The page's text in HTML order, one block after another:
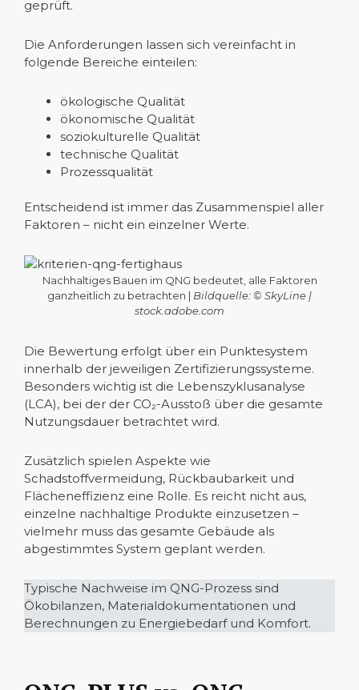
geprüft.
Die Anforderungen lassen sich vereinfacht in
folgende Bereiche einteilen:
ökologische Qualität
ökonomische Qualität
soziokulturelle Qualität
technische Qualität
Prozessqualität
Entscheidend ist immer das Zusammenspiel aller
Faktoren – nicht ein einzelner Werte.
Nachhaltiges Bauen im QNG bedeutet, alle Faktoren
ganzheitlich zu betrachten | Bildquelle: © SkyLine |
stock.adobe.com
Die Bewertung erfolgt über ein Punktesystem
innerhalb der jeweiligen Zertifizierungssysteme.
Besonders wichtig ist die Lebenszyklusanalyse
(LCA), bei der der CO₂-Ausstoß über die gesamte
Nutzungsdauer betrachtet wird.
Zusätzlich spielen Aspekte wie
Schadstoffvermeidung, Rückbaubarkeit und
Flächeneffizienz eine Rolle. Es reicht nicht aus,
einzelne nachhaltige Produkte einzusetzen –
vielmehr muss das gesamte Gebäude als
abgestimmtes System geplant werden.
Typische Nachweise im QNG-Prozess sind
Ökobilanzen, Materialdokumentationen und
Berechnungen zu Energiebedarf und Komfort.